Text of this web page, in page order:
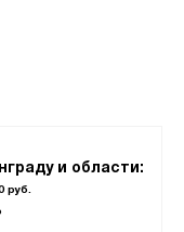
и области:
руб.